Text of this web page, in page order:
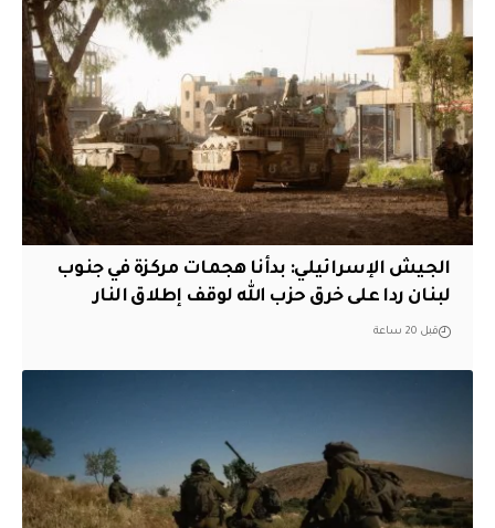
الجيش الإسرائيلي: بدأنا هجمات مركزة في جنوب
لبنان ردا على خرق حزب الله لوقف إطلاق النار
قبل 20 ساعة